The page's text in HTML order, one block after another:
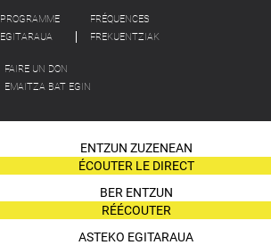
PROGRAMME
EGITARAUA
FRÉQUENCES
FREKUENTZIAK
FAIRE UN DON
EMAITZA BAT EGIN
ENTZUN ZUZENEAN
ÉCOUTER LE DIRECT
BER ENTZUN
RÉÉCOUTER
ASTEKO EGITARAUA